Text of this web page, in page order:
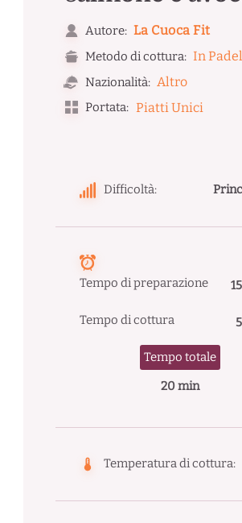
Autore: La Cuoca Fit
Metodo di cottura: In
Nazionalità: Altro
Portata: Piatti Unici
Difficoltà:
Tempo di preparazione
Tempo di cottura
Tempo totale
20 min
Temperatura di cottura: